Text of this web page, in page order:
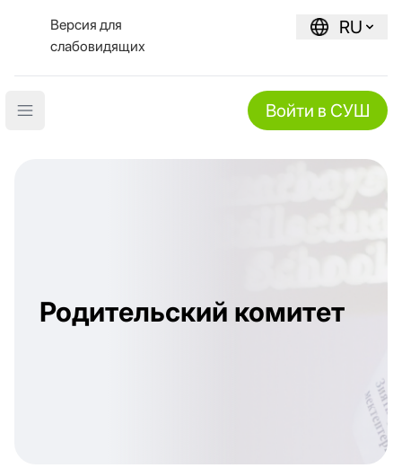
Версия для
слабовидящих
RU
Open main menu Войти в СУШ
Родительский комитет